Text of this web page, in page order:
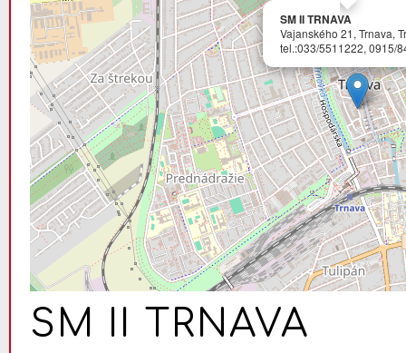
SM II TRNAVA
Vajanského 21, Trnava,
tel.:033/5511222, 0915/
SM II TRNAVA